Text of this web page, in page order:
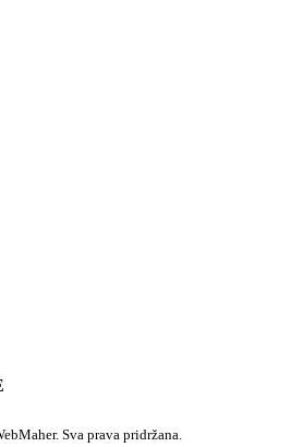
Sva prava pridržana.